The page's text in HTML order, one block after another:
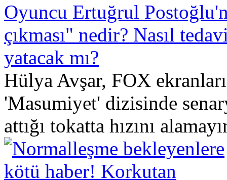
Oyuncu Ertuğrul
çıkması" nedir? Nasıl
yatacak mı?
Hülya Avşar, FOX
'Masumiyet' dizisinde
attığı tokatta hızını